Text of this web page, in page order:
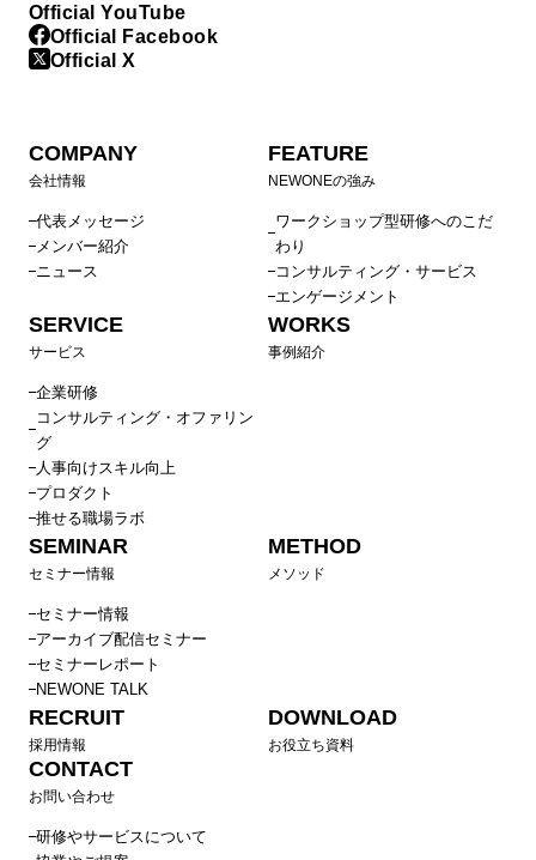
Official YouTube
Official Facebook
Official X
COMPANY
会社情報
代表メッセージ
メンバー紹介
ニュース
FEATURE
NEWONEの強み
ワークショップ型研修へのこだ
わり
コンサルティング・サービス
エンゲージメント
SERVICE
サービス
企業研修
コンサルティング・オファリン
グ
人事向けスキル向上
プロダクト
推せる職場ラボ
WORKS
事例紹介
SEMINAR
セミナー情報
セミナー情報
アーカイブ配信セミナー
セミナーレポート
NEWONE TALK
METHOD
メソッド
RECRUIT
採用情報
DOWNLOAD
お役立ち資料
CONTACT
お問い合わせ
研修やサービスについて